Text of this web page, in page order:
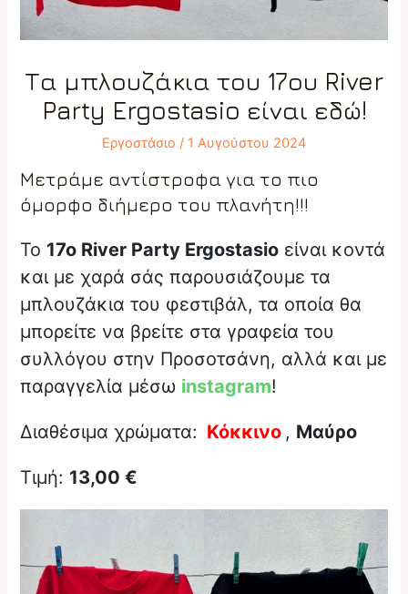
Τα μπλουζάκια του 17ου River
Party Ergostasio είναι εδώ!
Εργοστάσιο / 1 Αυγούστου 2024
Μετράμε αντίστροφα για το πιο
όμορφο διήμερο του πλανήτη!!!
Το 17ο River Party Ergostasio είναι κοντά
και με χαρά σάς παρουσιάζουμε τα
μπλουζάκια του φεστιβάλ, τα οποία θα
μπορείτε να βρείτε στα γραφεία του
συλλόγου στην Προσοτσάνη, αλλά και με
παραγγελία μέσω instagram!
Διαθέσιμα χρώματα: Κόκκινο , Μαύρο
Τιμή: 13,00 €